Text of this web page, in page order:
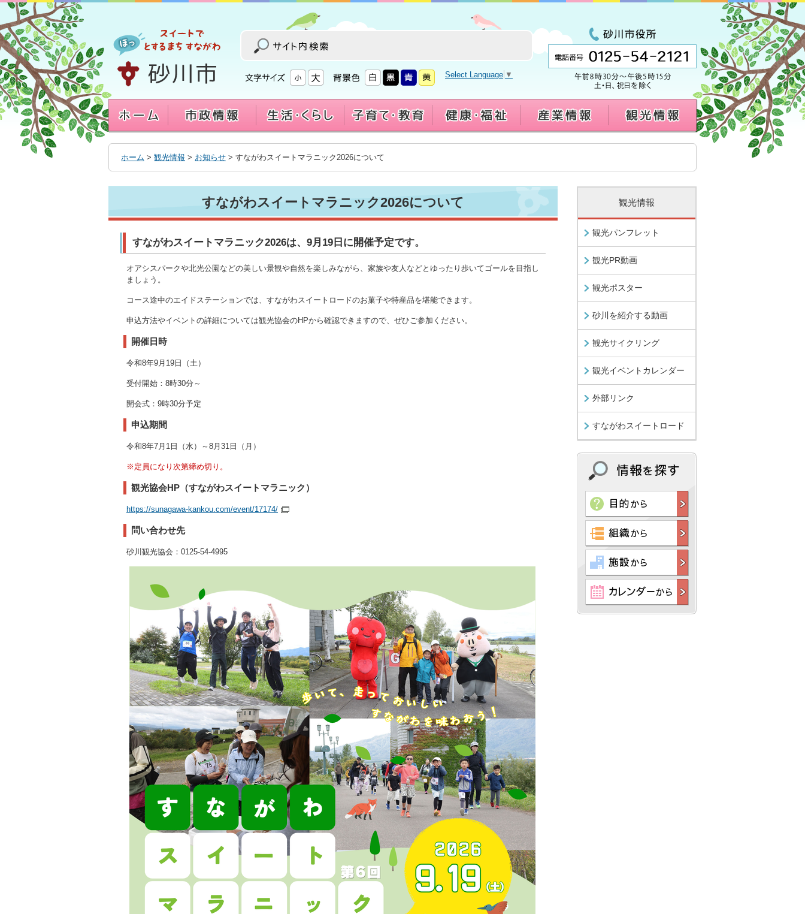
へ
移
動
す
る
Select Language ▼
ホーム > 観光情報 > お知らせ > すながわスイートマラニック2026について
すながわスイートマラニック2026について
すながわスイートマラニック2026は、9月19日に開催予定です。
オアシスパークや北光公園などの美しい景観や自然を楽しみながら、家族や友人などとゆったり歩いてゴールを目指し
ましょう。
コース途中のエイドステーションでは、すながわスイートロードのお菓子や特産品を堪能できます。
申込方法やイベントの詳細については観光協会のHPから確認できますので、ぜひご参加ください。
開催日時
令和8年9月19日（土）
受付開始：8時30分～
開会式：9時30分予定
申込期間
令和8年7月1日（水）～8月31日（月）
※定員になり次第締め切り。
観光協会HP（すながわスイートマラニック）
https://sunagawa-kankou.com/event/17174/
問い合わせ先
砂川観光協会：0125-54-4995
観光情報
観光パンフレット
観光PR動画
観光ポスター
砂川を紹介する動画
観光サイクリング
観光イベントカレンダー
外部リンク
すながわスイートロード